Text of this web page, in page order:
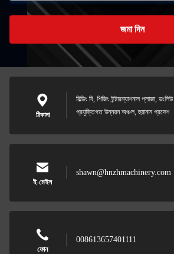
জমা দিন
ঠিকানা
বিল্ডিং বি, শিজিং ইন্টারন্যাশনাল প্লাজা,
প্রযুক্তিগত উন্নয়ন অঞ্চল, হুয়ানান প্রদেশ
ই-মেইল
shawn@hnzhmachinery.com
ফোন
008613657401111